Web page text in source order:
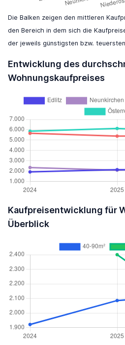
Die Balken zeigen den mittleren
den Bereich in dem sich die
der jeweils günstigsten bzw.
Entwicklung des
Wohnungskaufpreises
Kaufpreisentwicklung für
Überblick